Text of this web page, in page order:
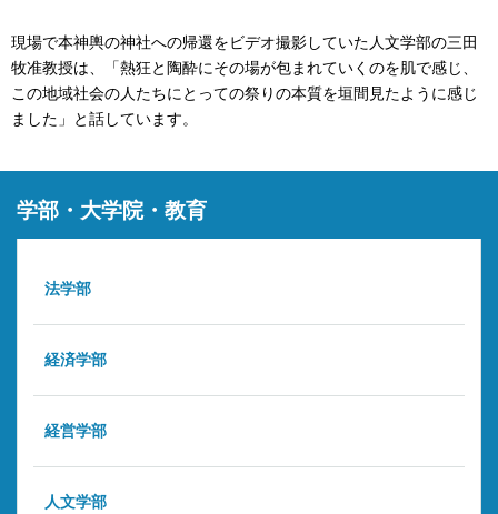
現場で本神輿の神社への帰還をビデオ撮影していた人文学部の三田
牧准教授は、「熱狂と陶酔にその場が包まれていくのを肌で感じ、
この地域社会の人たちにとっての祭りの本質を垣間見たように感じ
ました」と話しています。
学部・大学院・教育
法学部
経済学部
経営学部
人文学部